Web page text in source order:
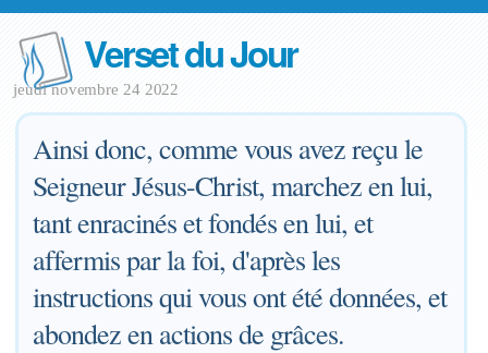
Verset du Jour
jeudi novembre 24 2022
Ainsi donc, comme vous avez reçu le
Seigneur Jésus-Christ, marchez en lui,
tant enracinés et fondés en lui, et
affermis par la foi, d'après les
instructions qui vous ont été données, et
abondez en actions de grâces.